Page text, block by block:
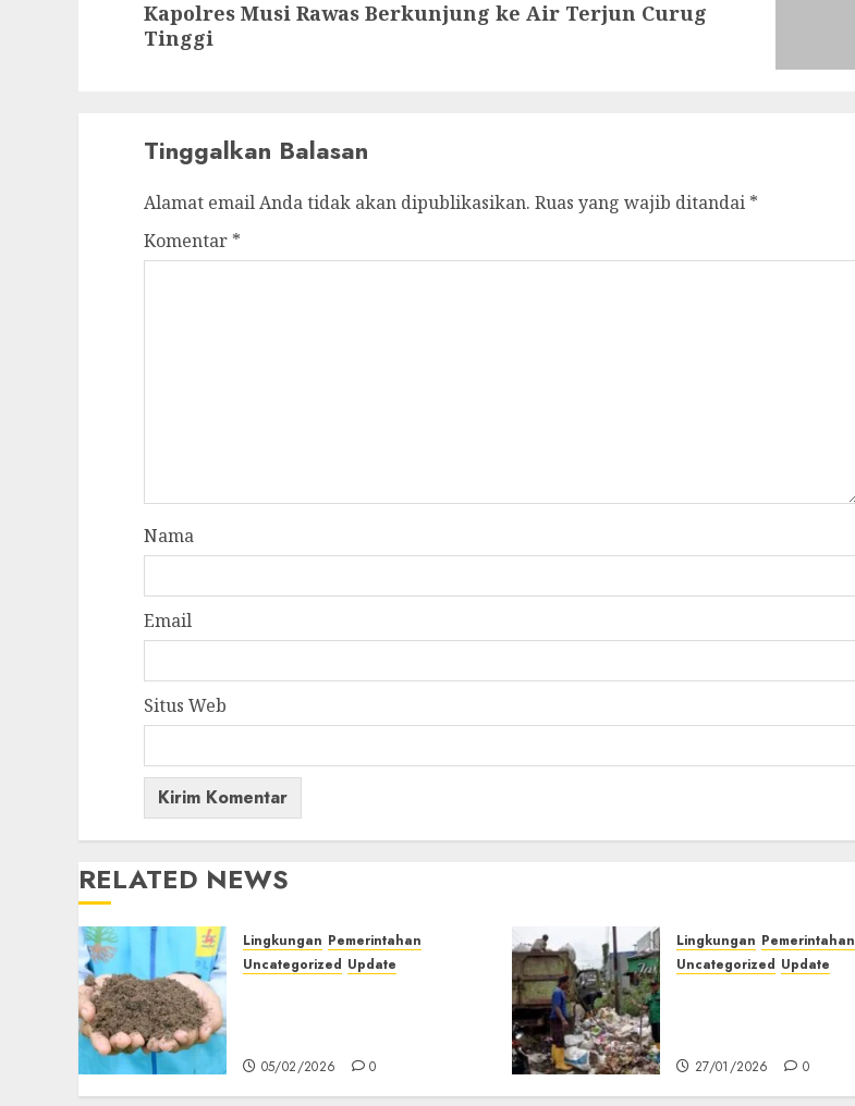
post:
Kapolres Musi Rawas Berkunjung ke Air Terjun Curug
Tinggi
Tinggalkan Balasan
Alamat email Anda tidak akan dipublikasikan. Ruas yang wajib ditandai *
Komentar *
Nama
Email
Situs Web
RELATED NEWS
Lingkungan Pemerintahan
Uncategorized Update
05/02/2026 0
Lingkungan Pemerintahan
Uncategorized Update
27/01/2026 0